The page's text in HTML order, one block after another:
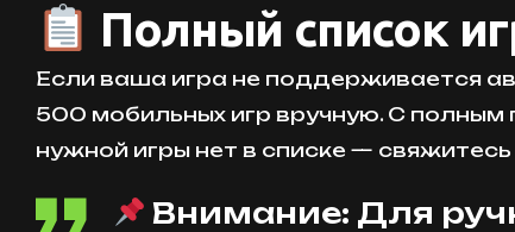
Полный список
Если ваша игра не поддерживается
500 мобильных игр вручную. С
нужной игры нет в списке —
Внимание: Для